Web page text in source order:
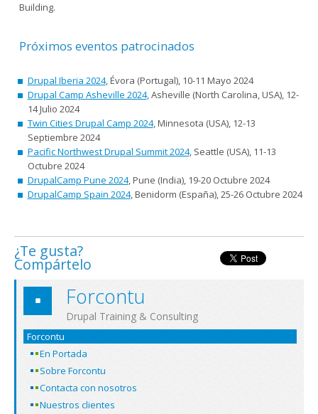
Building.
Próximos eventos patrocinados
Drupal Iberia 2024, Évora (Portugal), 10-11 Mayo 2024
Drupal Camp Asheville 2024, Asheville (North Carolina, USA), 12-
14 Julio 2024
Twin Cities Drupal Camp 2024, Minnesota (USA), 12-13
Septiembre 2024
Pacific Northwest Drupal Summit 2024, Seattle (USA), 11-13
Octubre 2024
DrupalCamp Pune 2024, Pune (India), 19-20 Octubre 2024
DrupalCamp Spain 2024, Benidorm (España), 25-26 Octubre 2024
¿Te gusta?
Compártelo
Forcontu
Drupal Training & Consulting
Forcontu
En Portada
Sobre Forcontu
Contacta con nosotros
Nuestros clientes